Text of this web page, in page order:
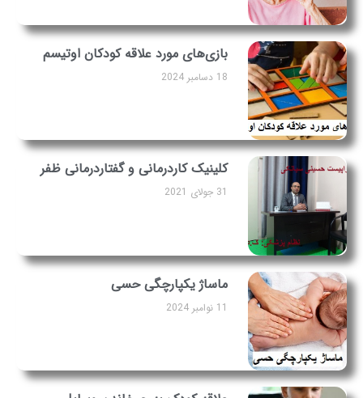
بازی‌های مورد علاقه کودکان اوتیسم
18 دسامبر 2024
کلینیک کاردرمانی و گفتاردرمانی ظفر
31 جولای 2021
ماساژ یکپارچگی حسی
11 نوامبر 2024